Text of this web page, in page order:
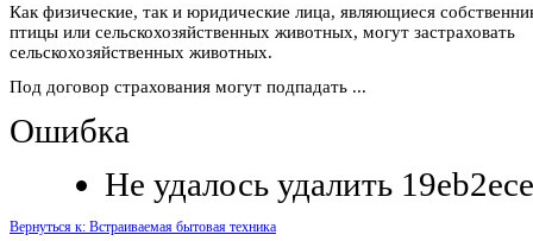
Как физические, так и юридические лица, являющиеся
птицы или сельскохозяйственных животных, могут застраховать
сельскохозяйственных животных.
Под договор страхования могут подпадать ...
Ошибка
Не удалось удалить
Вернуться к: Встраиваемая бытовая техника